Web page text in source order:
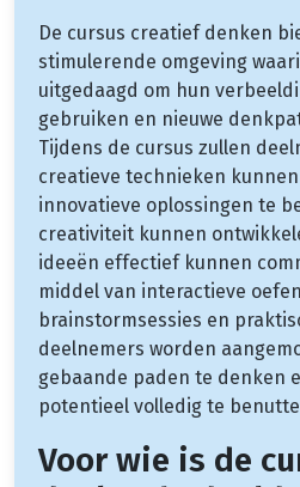
De cursus creatief denken
stimulerende omgeving
uitgedaagd om hun
gebruiken en nieuwe
Tijdens de cursus zullen
creatieve technieken
innovatieve oplossingen te
creativiteit kunnen
ideeën effectief kunnen
middel van interactieve
brainstormsessies en
deelnemers worden
gebaande paden te denken
potentieel volledig te
Voor wie is de